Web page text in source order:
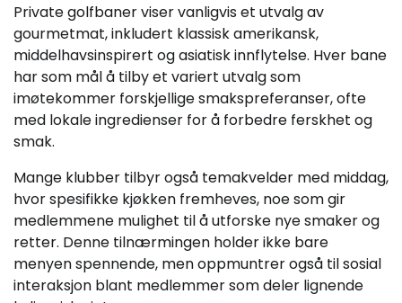
Private golfbaner viser vanligvis et utvalg av
gourmetmat, inkludert klassisk amerikansk,
middelhavsinspirert og asiatisk innflytelse. Hver bane
har som mål å tilby et variert utvalg som
imøtekommer forskjellige smakspreferanser, ofte
med lokale ingredienser for å forbedre ferskhet og
smak.
Mange klubber tilbyr også temakvelder med middag,
hvor spesifikke kjøkken fremheves, noe som gir
medlemmene mulighet til å utforske nye smaker og
retter. Denne tilnærmingen holder ikke bare
menyen spennende, men oppmuntrer også til sosial
interaksjon blant medlemmer som deler lignende